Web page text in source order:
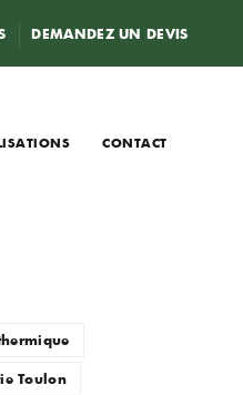
DEMANDEZ UN DEVIS
CONTACT
Toulon